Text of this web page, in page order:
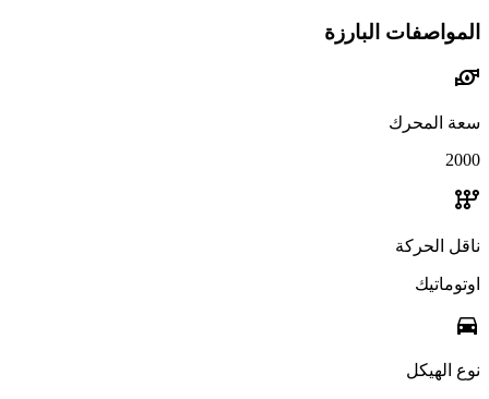
المواصفات البارزة
water_pump
سعة المحرك
2000
auto_transmission
ناقل الحركة
اوتوماتيك
directions_car
نوع الهيكل